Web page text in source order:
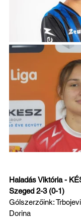
Haladás Viktória -
Szeged 2-3 (0-1)
Gólszerzőink:
Dorina